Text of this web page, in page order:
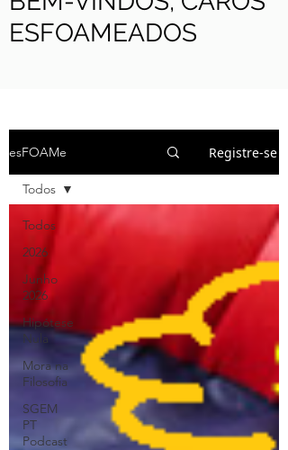
ESFOAMEADOS
esFOAMe Registre-se
Todos
2026
Junho
2026
Hipótese
Nula
Mora na
Filosofia
SGEM
PT
Podcast
Todos